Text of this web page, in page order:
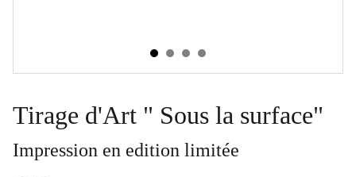
Tirage d'Art " Sous la surface"
Impression en edition limitée